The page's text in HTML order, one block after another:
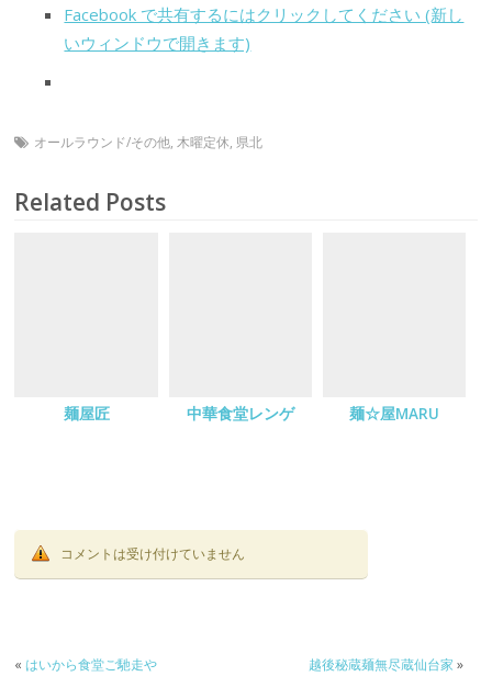
Facebook で共有するにはクリックしてください (新し
いウィンドウで開きます)
オールラウンド/その他,木曜定休,県北
Related Posts
麺屋匠 中華食堂レンゲ 麺☆屋MARU
コメントは受け付けていません
«はいから食堂ご馳走や 越後秘蔵麺無尽蔵仙台家 »